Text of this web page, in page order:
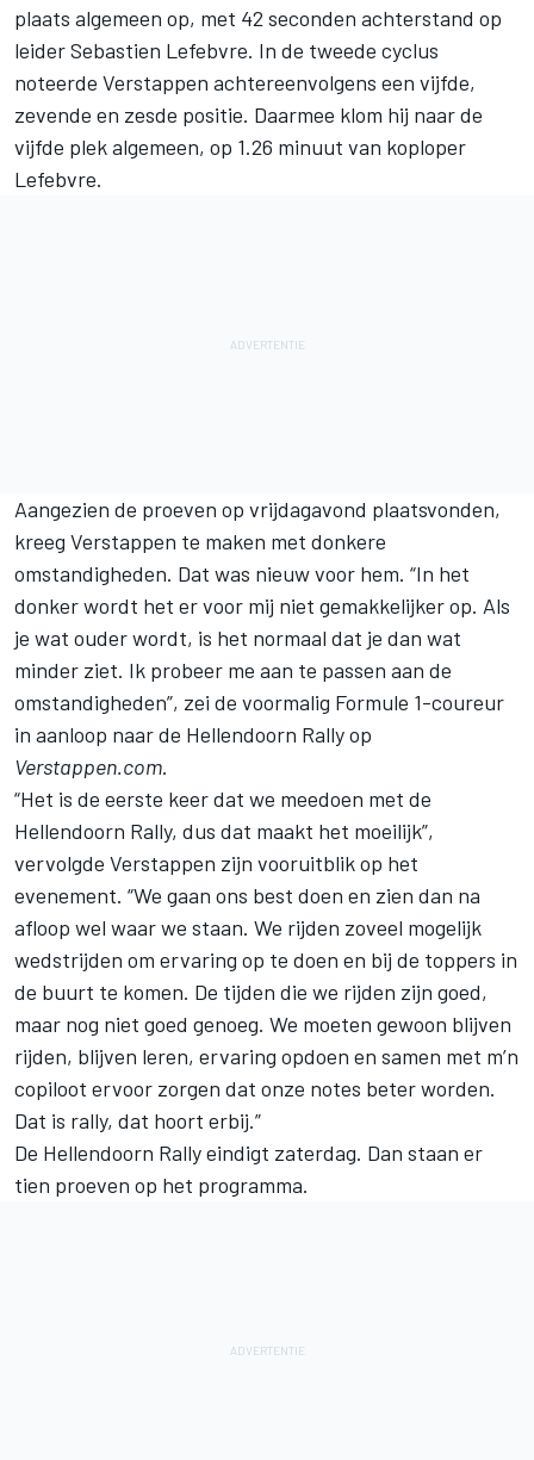
plaats algemeen op, met 42 seconden achterstand op
leider Sebastien Lefebvre. In de tweede cyclus
noteerde Verstappen achtereenvolgens een vijfde,
zevende en zesde positie. Daarmee klom hij naarde
vijfde plek algemeen, op 1.26 minuut van koploper
Lefebvre.
Aangezien de proeven op vrijdagavond plaatsvonden,
kreeg Verstappen te maken met donkere
omstandigheden. Dat was nieuw voor hem. “In het
donker wordt het er voor mij niet gemakkelijker op. Als
je wat ouder wordt, is het normaal dat je dan wat
minder ziet. Ik probeer me aan te passen aan de
omstandigheden”, zei de voormalig Formule 1-coureur
in aanloop naar de Hellendoorn Rally op
Verstappen.com.
“Het is de eerste keer dat we meedoen met de
Hellendoorn Rally, dus dat maakt het moeilijk”,
vervolgde Verstappen zijn vooruitblik op het
evenement. “We gaan ons best doen en zien dan na
afloop wel waar we staan. We rijden zoveel mogelijk
wedstrijden om ervaring op te doen en bij de toppers in
de buurt te komen. De tijden die we rijden zijn goed,
maar nog niet goed genoeg. We moeten gewoon blijven
rijden, blijven leren, ervaring opdoen en samen met m’n
copiloot ervoor zorgen dat onze notes beter worden.
Dat is rally, dat hoort erbij.”
De Hellendoorn Rally eindigt zaterdag. Dan staan er
tien proeven op het programma.